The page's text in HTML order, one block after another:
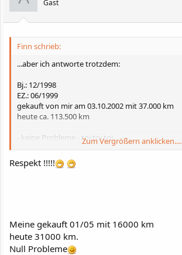
Gast
Finn schrieb:
...aber ich antworte trotzdem:
Bj.: 12/1998
EZ.: 06/1999
gekauft von mir am 03.10.2002 mit 37.000 km
heute ca. 113.500 km
- keine Probleme - toi toi toiZum Vergrößern anklicken....
Respekt !!!!!
Meine gekauft 01/05 mit 16000 km
heute 31000 km.
Null Probleme